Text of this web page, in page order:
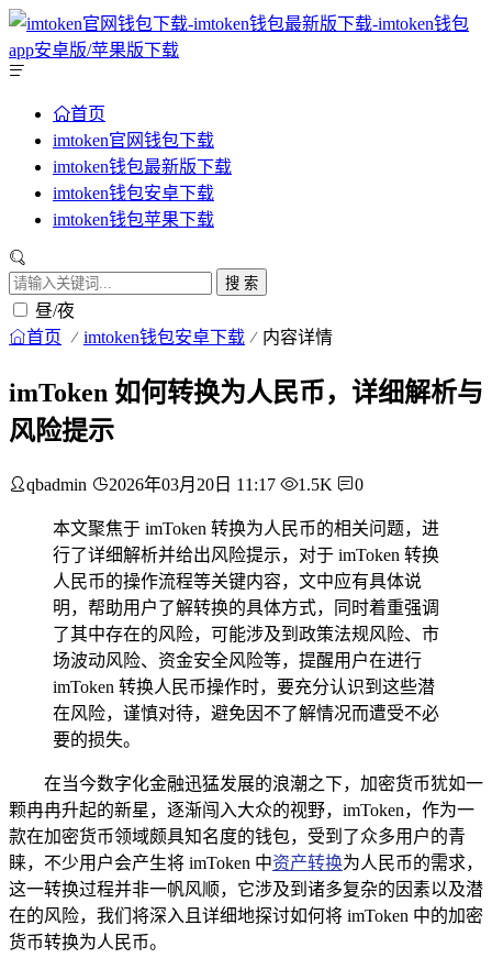
首页
imtoken官网钱包下载
imtoken钱包最新版下载
imtoken钱包安卓下载
imtoken钱包苹果下载
搜 索
昼/夜
首页 imtoken钱包安卓下载 内容详情
imToken 如何转换为人民币，详细解析与
风险提示
qbadmin 2026年03月20日 11:17 1.5K 0
本文聚焦于 imToken 转换为人民币的相关问题，进
行了详细解析并给出风险提示，对于 imToken 转换
人民币的操作流程等关键内容，文中应有具体说
明，帮助用户了解转换的具体方式，同时着重强调
了其中存在的风险，可能涉及到政策法规风险、市
场波动风险、资金安全风险等，提醒用户在进行
imToken 转换人民币操作时，要充分认识到这些潜
在风险，谨慎对待，避免因不了解情况而遭受不必
要的损失。
在当今数字化金融迅猛发展的浪潮之下，加密货币犹如一
颗冉冉升起的新星，逐渐闯入大众的视野，imToken，作为一
款在加密货币领域颇具知名度的钱包，受到了众多用户的青
睐，不少用户会产生将 imToken 中资产转换为人民币的需求，
这一转换过程并非一帆风顺，它涉及到诸多复杂的因素以及潜
在的风险，我们将深入且详细地探讨如何将 imToken 中的加密
货币转换为人民币。